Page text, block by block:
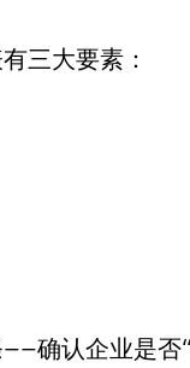
三大要素：
确认企业是